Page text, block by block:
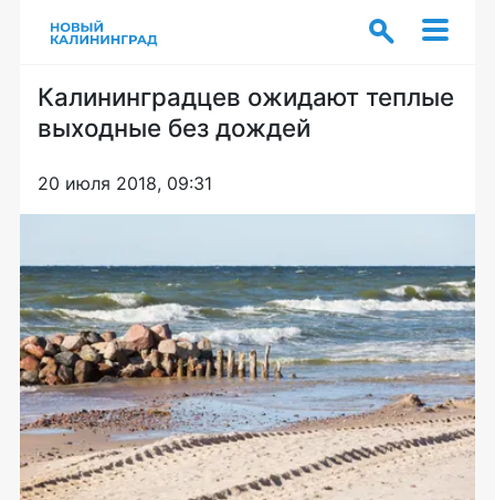
Калининградцев ожидают теплые
выходные без дождей
20 июля 2018, 09:31